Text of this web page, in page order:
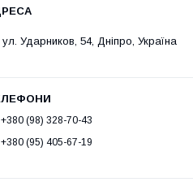
ул. Ударников, 54, Дніпро, Україна
+380 (98) 328-70-43
+380 (95) 405-67-19